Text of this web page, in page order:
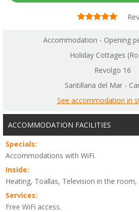
Accommodation - Opening
Holiday Cottages
Revolgo 16
Santillana del Mar -
See accommodation in
ACCOMMODATION FACILITIES
Specials:
Accommodations with WiFi.
Inside:
Heating, Toallas, Television in the
Services:
Free WiFi access.